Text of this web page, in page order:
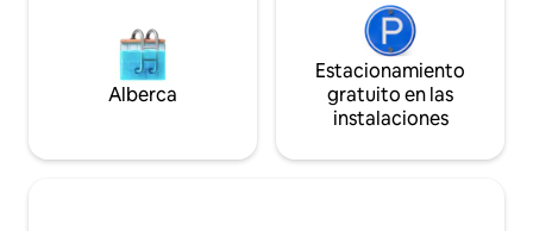
Alberca
Estacionamiento
gratuito en las
instalaciones